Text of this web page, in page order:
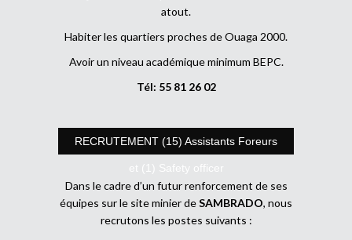
atout.
Habiter les quartiers proches de Ouaga 2000.
Avoir un niveau académique minimum BEPC.
Tél: 55 81 26 02
RECRUTEMENT (15) Assistants Foreurs
et (1) Safety officer
Dans le cadre d’un futur renforcement de ses
équipes sur le site minier deSAMBRADO, nous
recrutons les postes suivants :